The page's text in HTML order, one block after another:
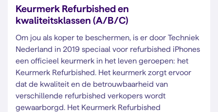
Keurmerk Refurbished en
kwaliteitsklassen (A/B/C)
Om jou als koper te beschermen, is er door Techniek
Nederland in 2019 speciaal voor refurbished iPhones
een officieel keurmerk in het leven geroepen: het
Keurmerk Refurbished. Het keurmerk zorgt ervoor
dat de kwaliteit en de betrouwbaarheid van
verschillende refurbished verkopers wordt
gewaarborgd. Het Keurmerk Refurbished